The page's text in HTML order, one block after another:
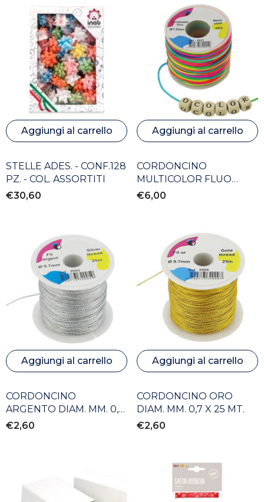
Aggiungi al carrello
STELLE ADES. - CONF.128
PZ. - COL. ASSORTITI
€30,60
Aggiungi al carrello
CORDONCINO
MULTICOLOR FLUO
DIAM. MM. 1,5X45 MT
€6,00
Aggiungi al carrello
CORDONCINO
ARGENTO DIAM. MM. 0,7
X 25 MT.
€2,60
Aggiungi al carrello
CORDONCINO ORO
DIAM. MM. 0,7 X 25 MT.
€2,60